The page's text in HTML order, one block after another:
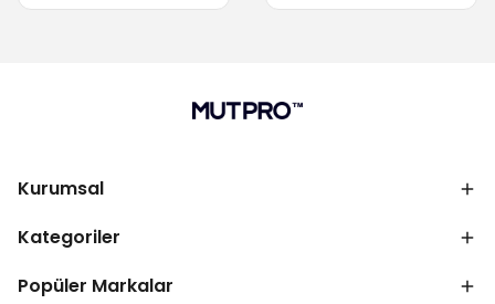
Kurumsal
Kategoriler
Popüler Markalar